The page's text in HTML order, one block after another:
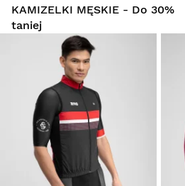
KAMIZELKI MĘSKIE - Do 30%
taniej